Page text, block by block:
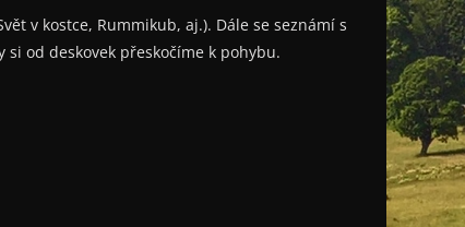
v kostce, Rummikub, aj.). Dále se seznámí s
od deskovek přeskočíme k pohybu.